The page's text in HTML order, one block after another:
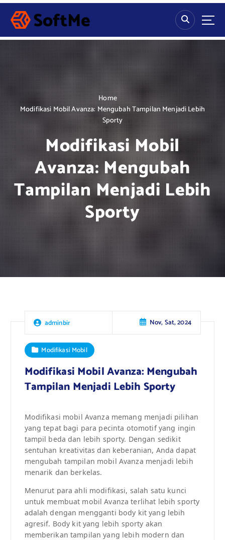
S
p
Home
Modifikasi Mobil Avanza: Mengubah Tampilan Menjadi Lebih
Sporty
Modifikasi Mobil
Avanza: Mengubah
Tampilan Menjadi Lebih
Sporty
adminbir Nov, Sat, 2024
Modifikasi Mobil
Modifikasi Mobil Avanza: Mengubah
Tampilan Menjadi Lebih Sporty
Modifikasi mobil Avanza memang menjadi pilihan
yang tepat bagi para pecinta otomotif yang ingin
tampil beda dan lebih sporty. Dengan sedikit
sentuhan kreativitas dan keberanian, Anda dapat
mengubah tampilan mobil Avanza menjadi lebih
menarik dan berkelas.
Menurut para ahli modifikasi, salah satu kunci
untuk membuat mobil Avanza terlihat lebih sporty
adalah dengan mengganti body kit yang lebih
agresif. Body kit yang lebih sporty akan
memberikan tampilan yang lebih modern dan